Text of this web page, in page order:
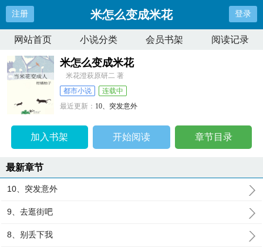
注册 米怎么变成米花 登录
网站首页 小说分类 会员书架 阅读记录
米怎么变成米花
米花澄萩原研二 著
都市小说
连载中
最近更新： 10、突发意外
加入书架 开始阅读 章节目录
最新章节
10、突发意外
9、去逛街吧
8、别丢下我